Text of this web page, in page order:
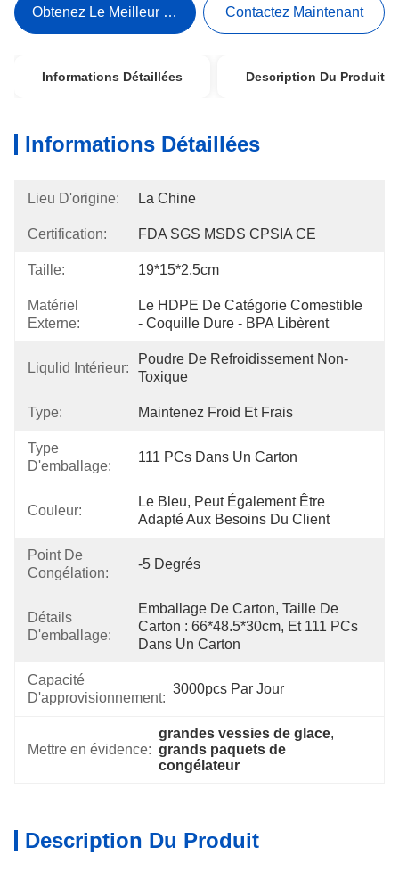
Obtenez Le Meilleur Prix Contactez Maintenant
Informations Détaillées Description Du Produit
Informations Détaillées
Lieu D'origine: La Chine
Certification: FDA SGS MSDS CPSIA CE
Taille: 19*15*2.5cm
Matériel
Externe:
Le HDPE De Catégorie Comestible
- Coquille Dure - BPA Libèrent
Liqulid Intérieur:
Poudre De Refroidissement Non-
Toxique
Type: Maintenez Froid Et Frais
Type
D'emballage:
111 PCs Dans Un Carton
Couleur:
Le Bleu, Peut Également Être
Adapté Aux Besoins Du Client
Point De
Congélation:
-5 Degrés
Détails
D'emballage:
Emballage De Carton, Taille De
Carton : 66*48.5*30cm, Et 111 PCs
Dans Un Carton
Capacité
D'approvisionnement:
3000pcs Par Jour
Mettre en évidence:
grandes vessies de glace,
grands paquets de
congélateur
Description Du Produit